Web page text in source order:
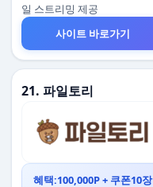
일 스트리밍 제공
사이트 바로가기
21. 파일토리
혜택:100,000P + 쿠폰10장